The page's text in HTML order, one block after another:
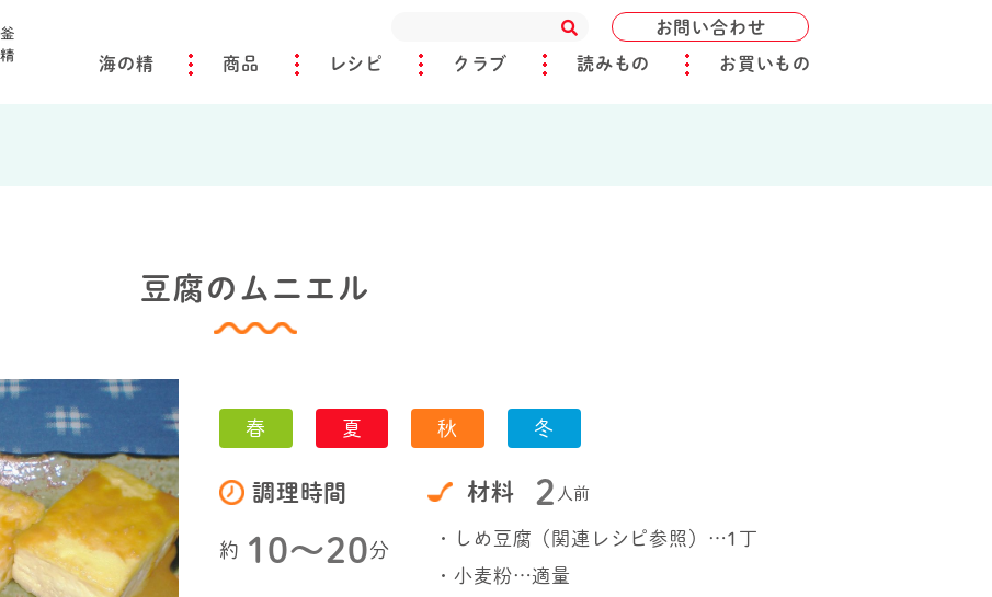
お問い合わせ
海の精 商品 レシピ クラブ 読みもの お買いもの
豆腐のムニエル
春 夏 秋 冬
調理時間
約 10〜20分
材料 2 人前
・しめ豆腐（関連レシピ参照）…1丁
・小麦粉…適量